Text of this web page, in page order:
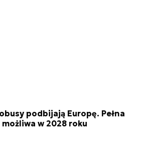
podbijają Europę. Pełna
w 2028 roku